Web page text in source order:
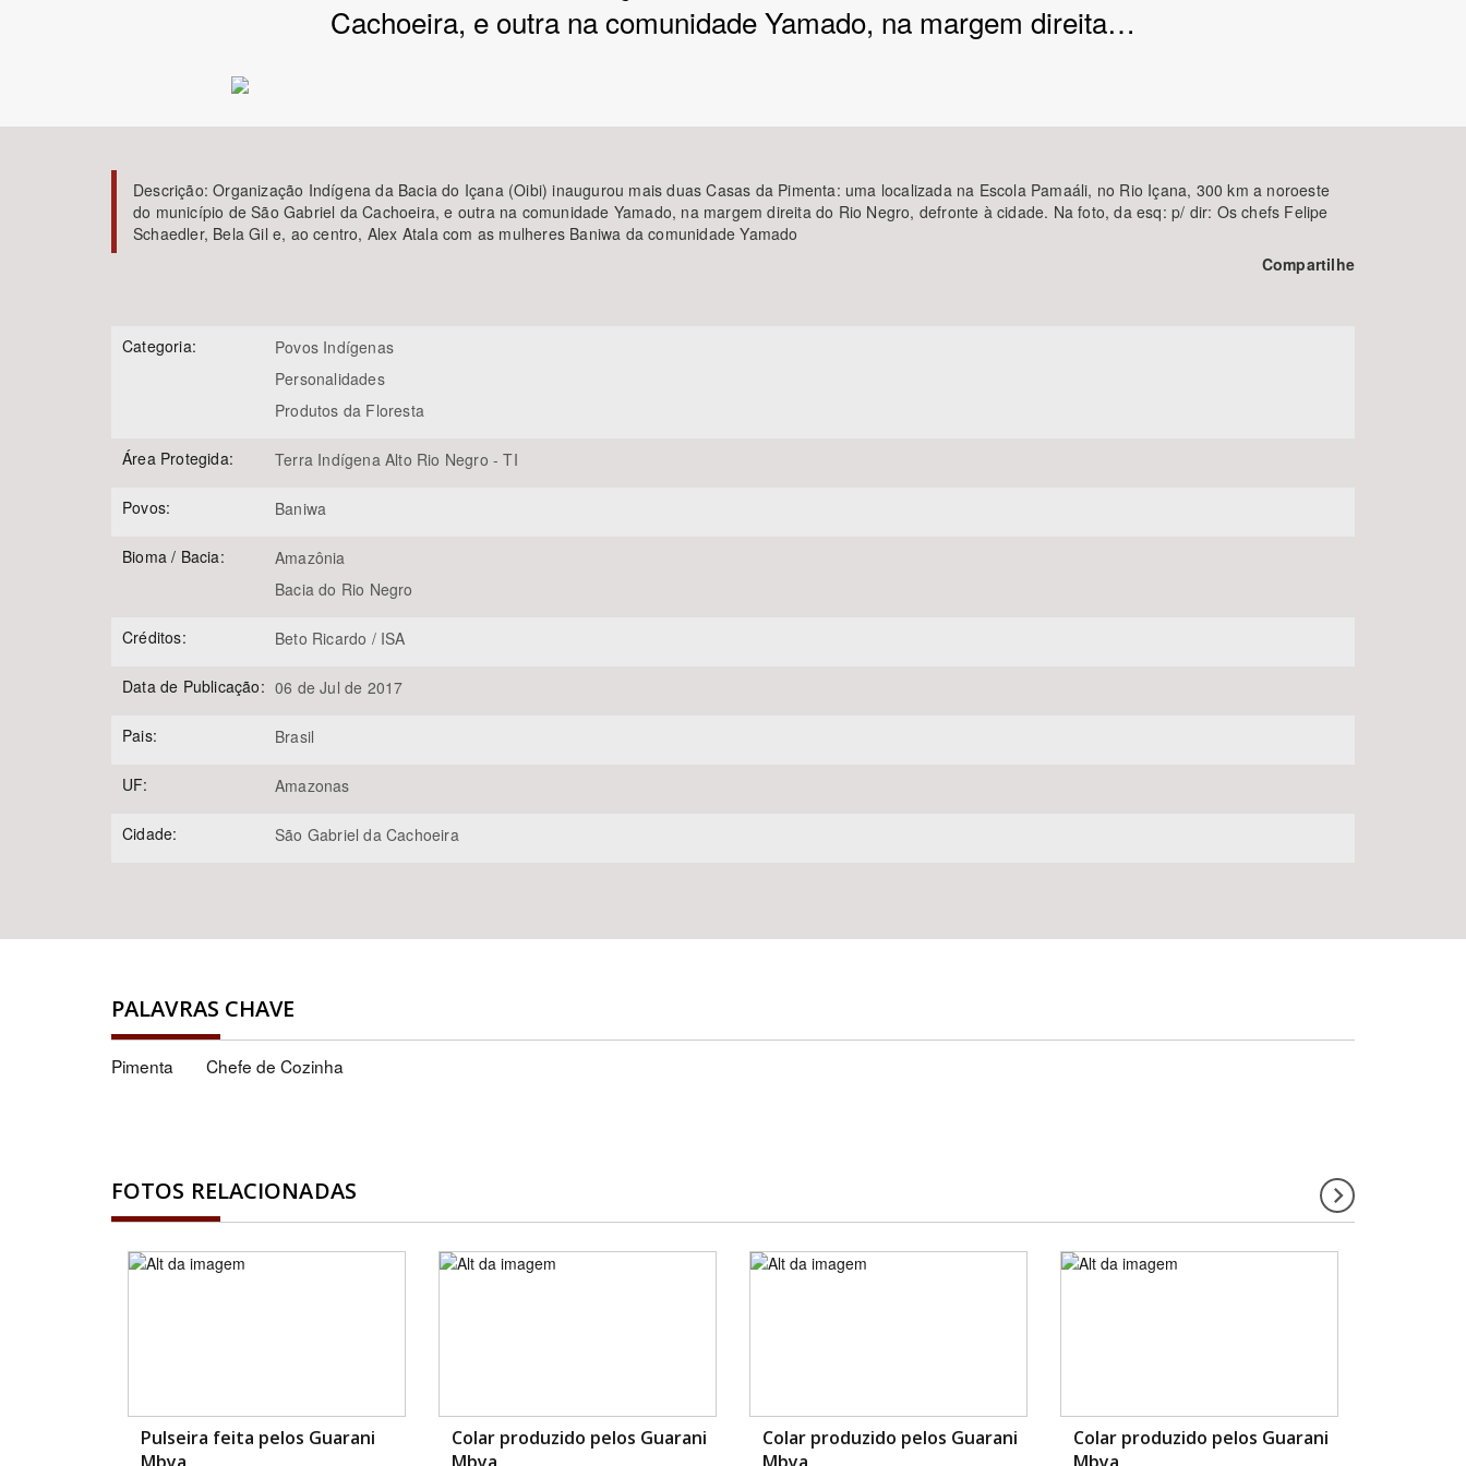
Cachoeira, e outra na comunidade Yamado, na margem direita…
Descrição:Organização Indígena da Bacia do Içana (Oibi) inaugurou mais duas Casas da Pimenta: uma localizada na Escola Pamaáli, no Rio Içana, 300 km a noroeste
do município de São Gabriel da Cachoeira, e outra na comunidade Yamado, na margem direita do Rio Negro, defronte à cidade. Na foto, da esq: p/ dir: Os chefs Felipe
Schaedler, Bela Gil e, ao centro, Alex Atala com as mulheres Baniwa da comunidade Yamado
Compartilhe
Categoria:
Povos Indígenas
Personalidades
Produtos da Floresta
Área Protegida: Terra Indígena Alto Rio Negro - TI
Povos: Baniwa
Bioma / Bacia:
Amazônia
Bacia do Rio Negro
Créditos: Beto Ricardo / ISA
Data de Publicação: 06 de Jul de 2017
Pais: Brasil
UF: Amazonas
Cidade: São Gabriel da Cachoeira
PALAVRAS CHAVE
Pimenta Chefe de Cozinha
FOTOS RELACIONADAS
Pulseira feita pelos Guarani
Colar produzido pelos Guarani
Colar produzido pelos Guarani
Colar produzido pelos Guarani